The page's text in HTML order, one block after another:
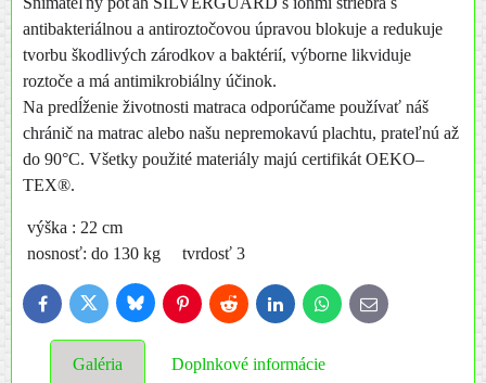
antibakteriálnou a antiroztočovou úpravou blokuje a redukuje
tvorbu škodlivých zárodkov a baktérií, výborne likviduje
roztoče a má antimikrobiálny účinok.
Na predĺženie životnosti matraca odporúčame používať náš
chránič na matrac alebo našu nepremokavú plachtu, prateľnú až
do 90°C. Všetky použité materiály majú certifikát OEKO–
TEX®.
výška : 22 cm
nosnosť: do 130 kg tvrdosť 3
FacebookTwitter BlueskyPinterestReddit LinkedInWhatsApp
E-
mail
Galéria Doplnkové informácie